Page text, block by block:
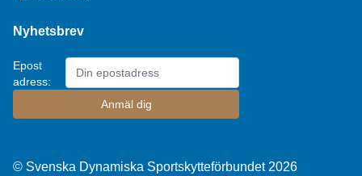
Nyhetsbrev
Epost
adress:
© Svenska Dynamiska Sportskytteförbundet 2026